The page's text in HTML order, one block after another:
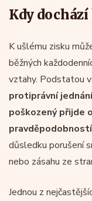
Kdy
K ušlému zisku
běžných
vztahy. Podstatou
protiprávní
poškozený přijde
důsledku porušení
nebo zásahu ze
Jednou z